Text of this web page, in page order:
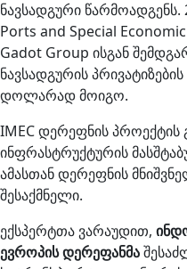
ნავსადგური
Ports and Special
Gadot Group ისგან
ნავსადგურის
დოლარად მოიგო.
IMEC დერეფნის პროექტის
ინფრასტრუქტურის
ამასთან დერეფნის
შესაქმნელი.
ექსპერტთა ვარაუდით,
ევროპის დერეფანმა